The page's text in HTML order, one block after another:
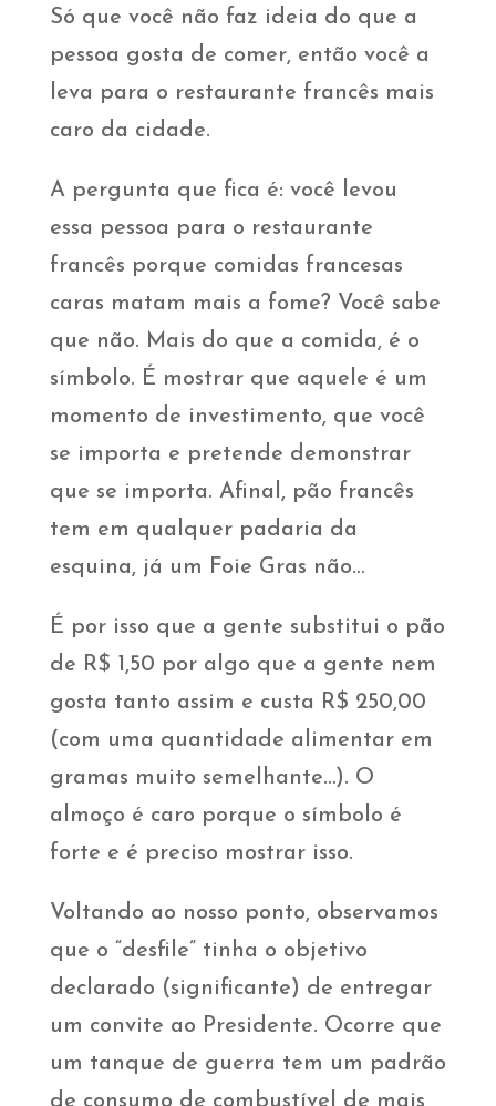
Só que você não faz ideia do que a
pessoa gosta de comer, então você a
leva para o restaurante francês mais
caro da cidade.
A pergunta que fica é: você levou
essa pessoa para o restaurante
francês porque comidas francesas
caras matam mais a fome? Você sabe
que não. Mais do que a comida, é o
símbolo. É mostrar que aquele é um
momento de investimento, que você
se importa e pretende demonstrar
que se importa. Afinal, pão francês
tem em qualquer padaria da
esquina, já um Foie Gras não…
É por isso que a gente substitui o pão
de R$ 1,50 por algo que a gente nem
gosta tanto assim e custa R$ 250,00
(com uma quantidade alimentar em
gramas muito semelhante…). O
almoço é caro porque o símbolo é
forte e é preciso mostrar isso.
Voltando ao nosso ponto, observamos
que o “desfile” tinha o objetivo
declarado (significante) de entregar
um convite ao Presidente. Ocorre que
um tanque de guerra tem um padrão
de consumo de combustível de mais